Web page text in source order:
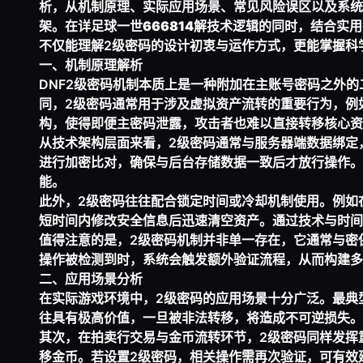
析，从机制原理、实际应用场景、常见风险误区以及系
架。在详足球一世666814解技术逻辑的同时，结合实
不仅能理解2级密码的设计初衷与运作方式，更能掌握
一、机制原理解析
DNF2级密码机制本质上是一种附加在主账号密码之外
同，2级密码通常用于涉及虚拟资产流转的重要行为，
构，使得即便主密码泄露，攻击者也难以直接转移核心
从技术架构层面来看，2级密码通常与服务器端数据绑
进行加密比对，确保与后台存储数据一致后才放行操作
能。
此外，2级密码往往配合锁定时间或冷却机制使用。例
短时间内修改安全信息后迅速清空资产。通过技术与时
值得注意的是，2级密码机制并非单一存在，它通常与
操作被检测到时，系统会触发额外验证流程，从而构建
二、应用场景分析
在实际游戏环境中，2级密码的应用场景十分广泛。最
往具有极高价值，一旦被非法转移，将造成不可逆损失
其次，在拍卖行交易与金币流转环节，2级密码同样发
移金币。若设置2级密码，相关操作需再次验证，可有